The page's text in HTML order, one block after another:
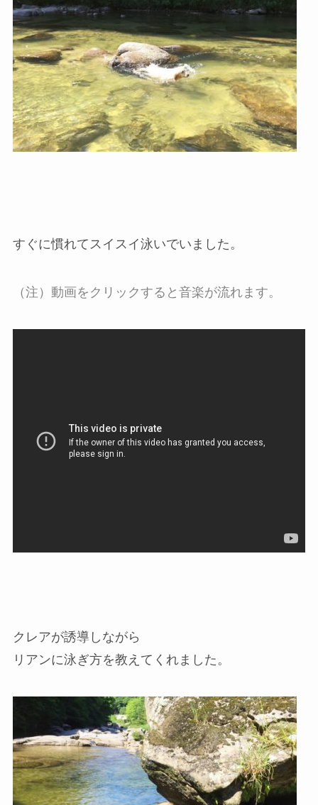
すぐに慣れてスイスイ泳いでいました。
（注）動画をクリックすると音楽が流れます。
クレアが誘導しながら
リアンに泳ぎ方を教えてくれました。